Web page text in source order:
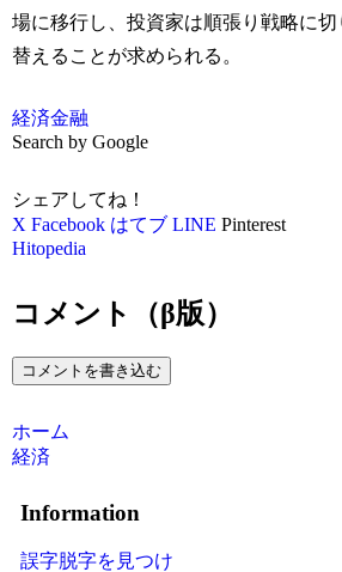
場に移行し、投資家は順張り戦略に切
替えることが求められる。
経済金融
Search by Google
シェアしてね！
X Facebook はてブ LINE Pinterest
Hitopedia
コメント（β版）
コメントを書き込む
ホーム
経済
Information
誤字脱字を見つけ